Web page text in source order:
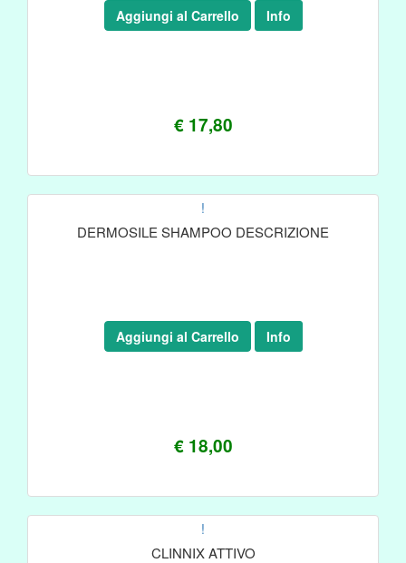
€ 17,80
Aggiungi al Carrello Info
!
DERMOSILE SHAMPOO DESCRIZIONE
€ 18,00
Aggiungi al Carrello Info
!
CLINNIX ATTIVO